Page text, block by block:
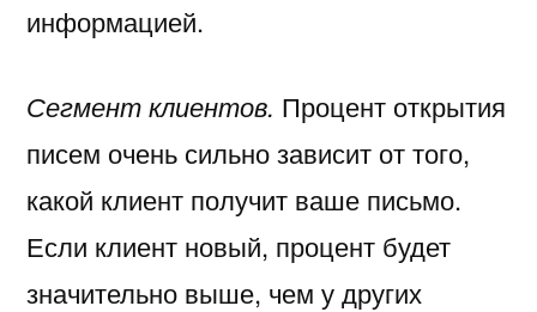
информацией.
Сегмент клиентов. Процент открытия
писем очень сильно зависит от того,
какой клиент получит ваше письмо.
Если клиент новый, процент будет
значительно выше, чем у других